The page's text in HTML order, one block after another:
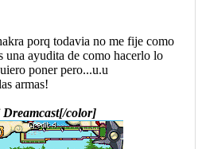
porq todavia no me fije como
una ayudita de como hacerlo lo
poner pero...u.u
armas!
color]